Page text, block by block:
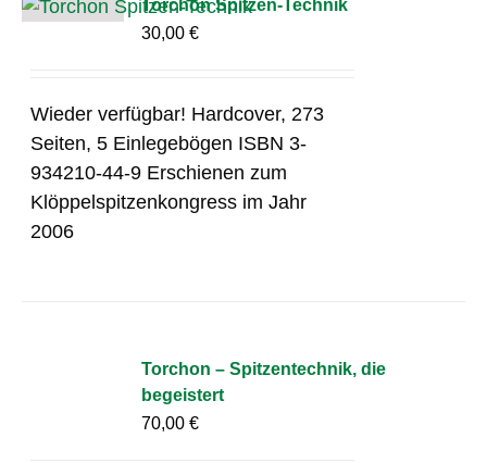
Torchon Spitzen-Technik
30,00€
Wieder verfügbar! Hardcover, 273
Seiten, 5 Einlegebögen ISBN 3-
934210-44-9 Erschienen zum
Klöppelspitzenkongress im Jahr
2006
Torchon – Spitzentechnik, die
begeistert
70,00€